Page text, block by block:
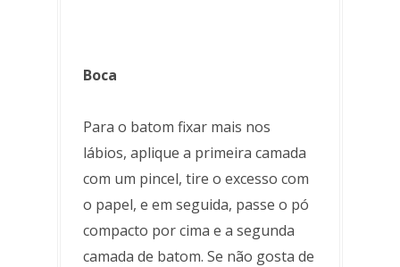
Boca
Para o batom fixar mais nos
lábios, aplique a primeira camada
com um pincel, tire o excesso com
o papel, e em seguida, passe o pó
compacto por cima e a segunda
camada de batom. Se não gosta de